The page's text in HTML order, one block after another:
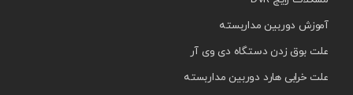
آموزش دوربین مداربسته
علت بوق زدن دستگاه دی وی آر
علت خرابی هارد دوربین مداربسته